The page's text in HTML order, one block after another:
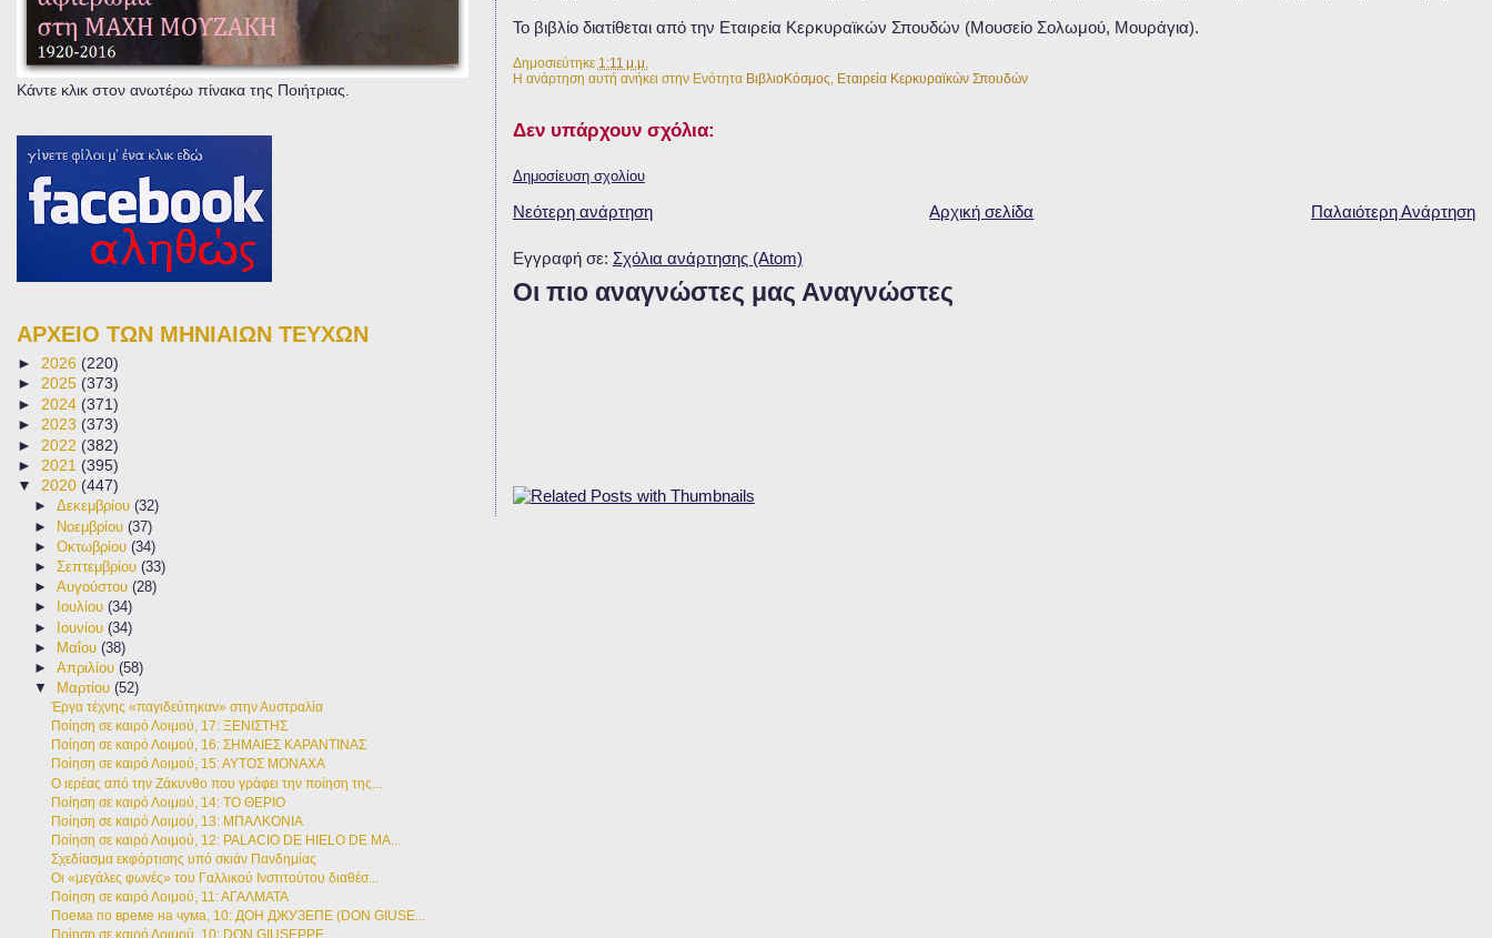
Το βιβλίο διατίθεται από την Εταιρεία Κερκυραϊκών Σπουδών (Μουσείο Σολωμού, Μουράγια).
Δημοσιεύτηκε 1:11 μ.μ.
Η ανάρτηση αυτή ανήκει στην Ενότητα ΒιβλιοΚόσμος Εταιρεία Κερκυραϊκών Σπουδών
Δεν υπάρχουν σχόλια:
Δημοσίευση σχολίου
Νεότερη ανάρτηση Παλαιότερη Ανάρτηση
Αρχική σελίδα
Εγγραφή σε: Σχόλια ανάρτησης (Atom)
Οι πιο αναγνώστες μας Αναγνώστες
Κάντε κλικ στον ανωτέρω πίνακα της Ποιήτριας.
ΑΡΧΕΙΟ ΤΩΝ ΜΗΝΙΑΙΩΝ ΤΕΥΧΩΝ
► 2026 (220)
► 2025 (373)
► 2024 (371)
► 2023 (373)
► 2022 (382)
► 2021 (395)
▼ 2020 (447)
►Δεκεμβρίου(32)
► Νοεμβρίου(37)
►Οκτωβρίου(34)
►Σεπτεμβρίου(33)
►Αυγούστου(28)
►
Ιουλίου(34)
► Ιουνίου(34)
►
Μαΐου(38)
►Απριλίου(58)
▼
Μαρτίου(52)
Έργα τέχνης «παγιδεύτηκαν» στην Αυστραλία
Ποίηση σε καιρό Λοιμού, 17: ΞΕΝΙΣΤΗΣ
Ποίηση σε καιρό Λοιμού, 16: ΣΗΜΑΙΕΣ ΚΑΡΑΝΤΙΝΑΣ
Ποίηση σε καιρό Λοιμού, 15: ΑΥΤΟΣ ΜΟΝΑΧΑ
Ο ιερέας από την Ζάκυνθο που γράφει την ποίηση της...
Ποίηση σε καιρό Λοιμού, 14: ΤΟ ΘΕΡΙΟ
Ποίηση σε καιρό Λοιμού, 13: ΜΠΑΛΚΟΝΙΑ
Ποίηση σε καιρό Λοιμού, 12: PALACIO DE HIELO DE MA...
Σχεδίασμα εκφόρτισης υπό σκιάν Πανδημίας
Οι «μεγάλες φωνές» του Γαλλικού Ινστιτούτου διαθέσ...
Ποίηση σε καιρό Λοιμού, 11: ΑΓΑΛΜΑΤΑ
Поема по време на чума, 10: ДОН ДЖУЗЕПЕ (DON GIUSE...
Ποίηση σε καιρό Λοιμού, 10: DON GIUSEPPE